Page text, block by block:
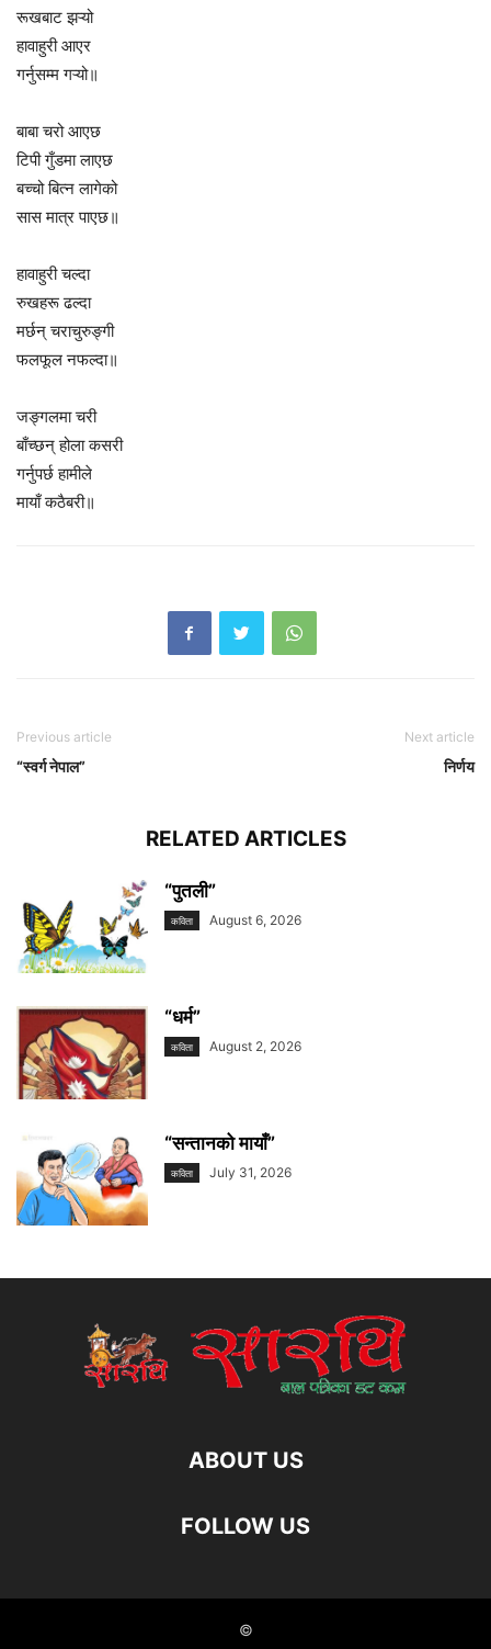
रूखबाट झऱ्यो
हावाहुरी आएर
गर्नुसम्म गऱ्यो॥
बाबा चरो आएछ
टिपी गुँडमा लाएछ
बच्चो बित्न लागेको
सास मात्र पाएछ॥
हावाहुरी चल्दा
रुखहरू ढल्दा
मर्छन् चराचुरुङ्गी
फलफूल नफल्दा॥
जङ्गलमा चरी
बाँच्छन् होला कसरी
गर्नुपर्छ हामीले
मायाँ कठैबरी॥
Previous article
“स्वर्ग नेपाल”
Next article
निर्णय
RELATED ARTICLES
“पुतली”
कविता August 6, 2026
“धर्म”
कविता August 2, 2026
“सन्तानको मायाँ”
कविता July 31, 2026
ABOUT US
FOLLOW US
©